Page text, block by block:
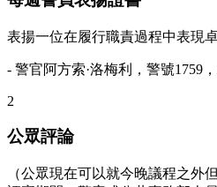
表揚一位在履行職責過程中表現
- 警官阿方索·洛梅利，警號1759
2
公眾評論
（公眾現在可以就今晚議程之